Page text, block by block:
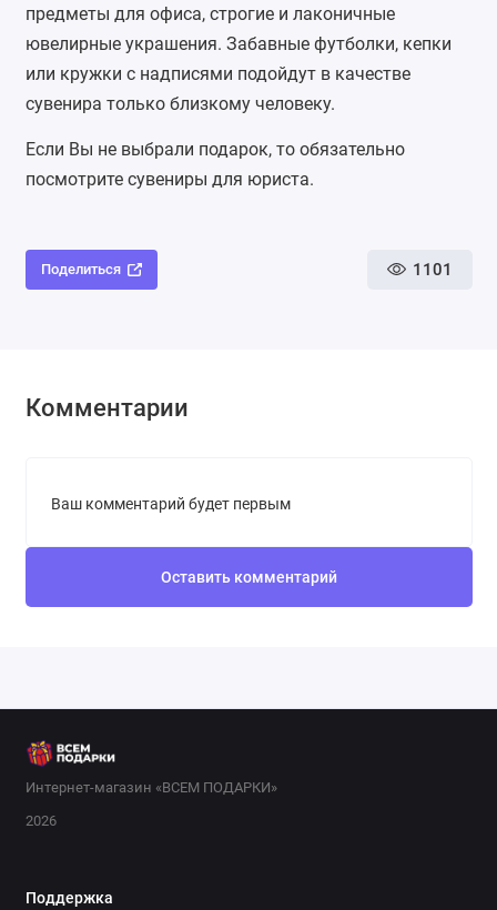
предметы для офиса, строгие и лаконичные
ювелирные украшения. Забавные футболки, кепки
или кружки с надписями подойдут в качестве
сувенира только близкому человеку.
Если Вы не выбрали подарок, то обязательно
посмотрите сувениры для юриста.
Поделиться 1101
Комментарии
Ваш комментарий будет первым
Оставить комментарий
Интернет-магазин «ВСЕМ ПОДАРКИ»
2026
Поддержка